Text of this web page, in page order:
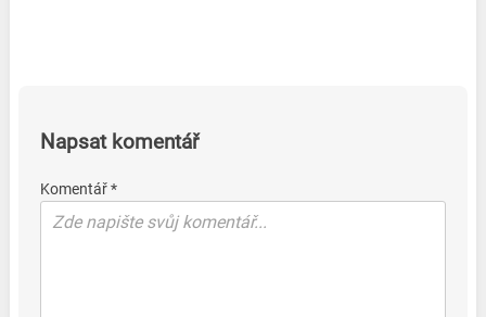
Napsat komentář
Komentář *